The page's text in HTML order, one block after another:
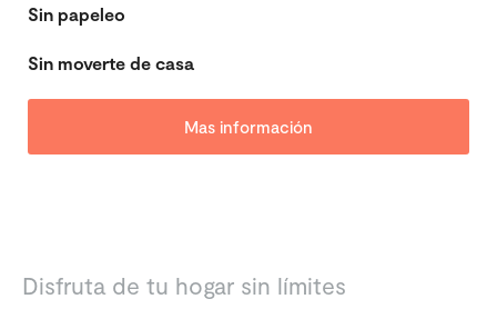
Sin papeleo​
Sin moverte de casa
Mas información
Disfruta de tu hogar sin límites